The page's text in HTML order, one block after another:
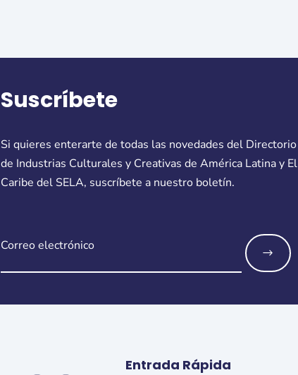
Suscríbete
Si quieres enterarte de todas las novedades del Directorio
de Industrias Culturales y Creativas de América Latina y El
Caribe del SELA, suscríbete a nuestro boletín.
o
Entrada Rápida